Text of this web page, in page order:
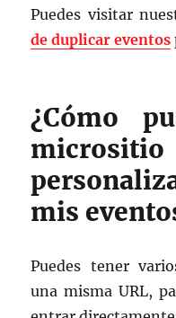
Puedes visitar
de duplicar eventos
¿Cómo
mis
Puedes tener
una misma URL,